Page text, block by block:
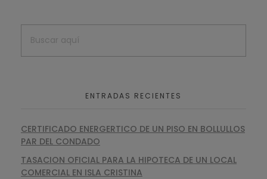
ENTRADAS RECIENTES
CERTIFICADO ENERGERTICO DE UN PISO EN BOLLULLOS
PAR DEL CONDADO
TASACION OFICIAL PARA LA HIPOTECA DE UN LOCAL
COMERCIAL EN ISLA CRISTINA